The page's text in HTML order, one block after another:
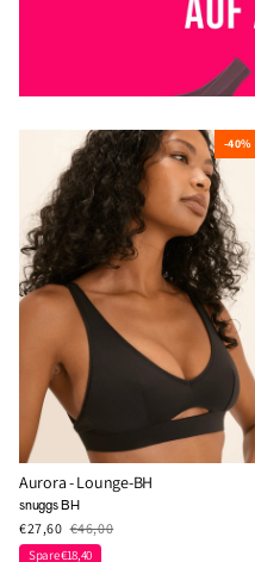
-40%
Aurora - Lounge-BH
snuggs BH
€27,60 €46,00
Spare €18,40